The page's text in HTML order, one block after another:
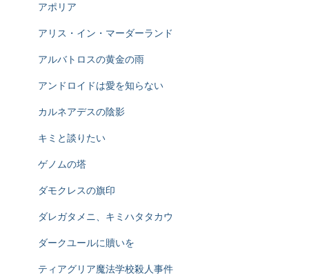
アポリア
アリス・イン・マーダーランド
アルバトロスの黄金の雨
アンドロイドは愛を知らない
カルネアデスの陰影
キミと談りたい
ゲノムの塔
ダモクレスの旗印
ダレガタメニ、キミハタタカウ
ダークユールに贖いを
ティアグリア魔法学校殺人事件